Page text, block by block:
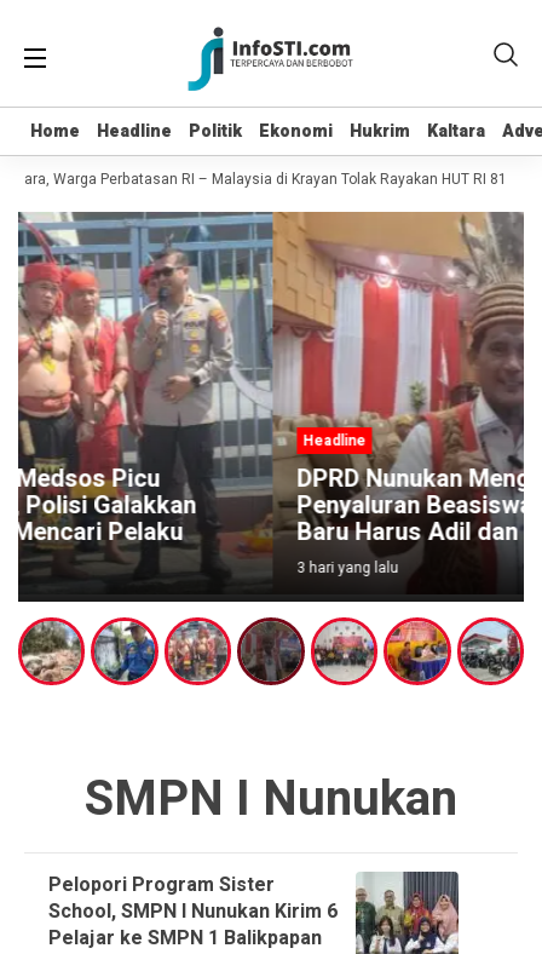
Home Headline Politik Ekonomi Hukrim Kaltara
Home Headline Politik Ekonomi Hukrim Kaltara
Warga Perbatasan RI – Malaysia di Krayan Tolak Rayakan HUT RI 81
Headline
DPRD Nunukan Mengingatkan
Penyaluran Beasiswa Harapan Energi
Baru Harus Adil dan Merata
3 hari yang lalu
SMPN I Nunukan
Pelopori Program Sister
School, SMPN I Nunukan Kirim 6
Pelajar ke SMPN 1 Balikpapan